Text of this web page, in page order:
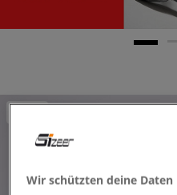
Wir schützten deine Daten